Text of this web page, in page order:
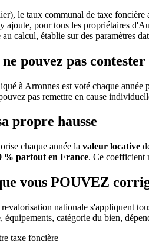
le taux communal de taxe
ajoute, pour tous les propriétaires
calcul, établie sur des paramètres
pouvez pas
à Arronnes est voté chaque
pas remettre en cause
propre hausse
chaque année la valeur locative
% partout en France. Ce coefficient
vous POUVEZ
nationale s'appliquent
équipements, catégorie du bien,
taxe foncière